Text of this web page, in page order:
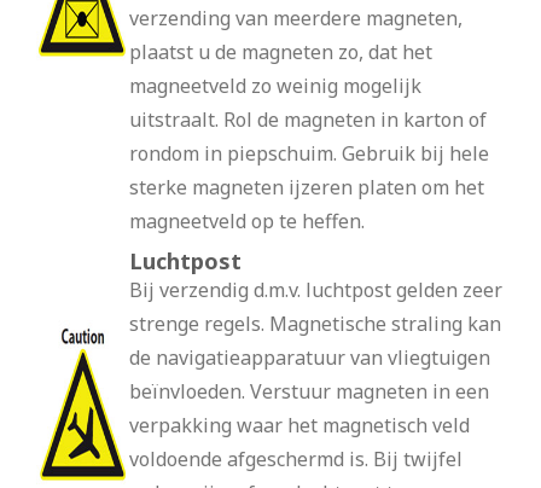
verzending van meerdere magneten,
plaatst u de magneten zo, dat het
magneetveld zo weinig mogelijk
uitstraalt. Rol de magneten in karton of
rondom in piepschuim. Gebruik bij hele
sterke magneten ijzeren platen om het
magneetveld op te heffen.
Luchtpost
Bij verzendig d.m.v. luchtpost gelden zeer
strenge regels. Magnetische straling kan
de navigatieapparatuur van vliegtuigen
beïnvloeden. Verstuur magneten in een
verpakking waar het magnetisch veld
voldoende afgeschermd is. Bij twijfel